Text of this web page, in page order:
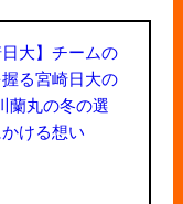
日大】チームの
る宮崎日大の
蘭丸の冬の選
ける想い